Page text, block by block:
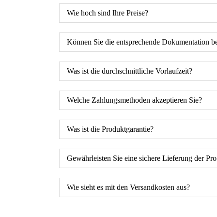
Wie hoch sind Ihre Preise?
Können Sie die entsprechende Dokumentation
Was ist die durchschnittliche Vorlaufzeit?
Welche Zahlungsmethoden akzeptieren Sie?
Was ist die Produktgarantie?
Gewährleisten Sie eine sichere Lieferung der
Wie sieht es mit den Versandkosten aus?